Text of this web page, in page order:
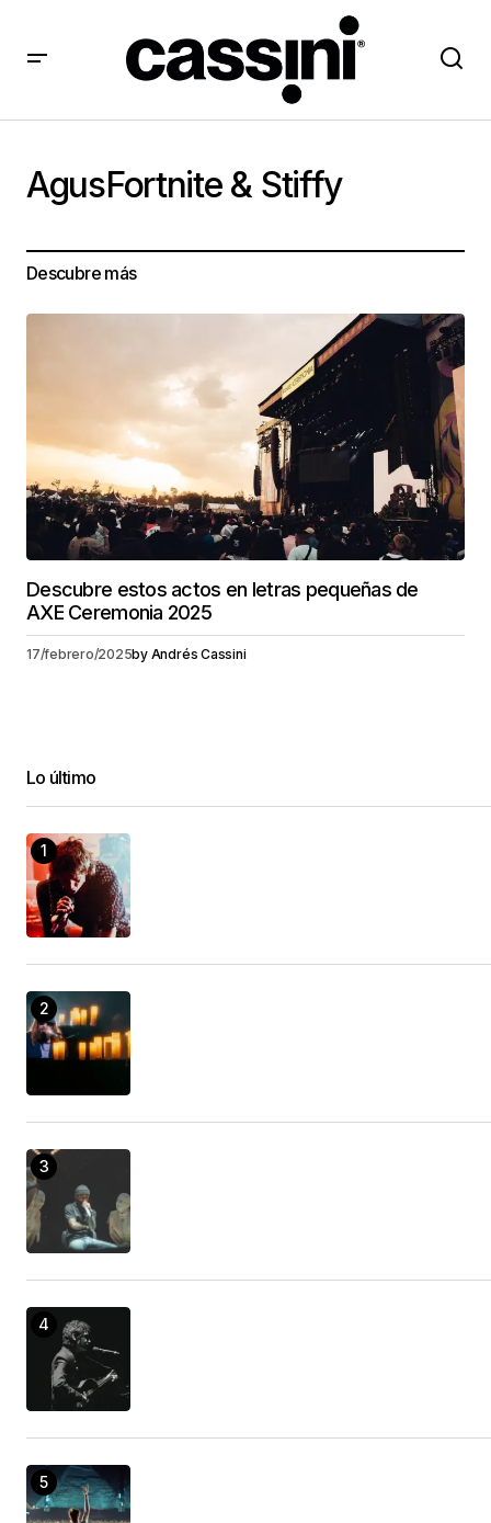
AgusFortnite & Stiffy
Descubre más
Descubre estos actos en letras pequeñas de
AXE Ceremonia 2025
17/febrero/2025by Andrés Cassini
Lo último